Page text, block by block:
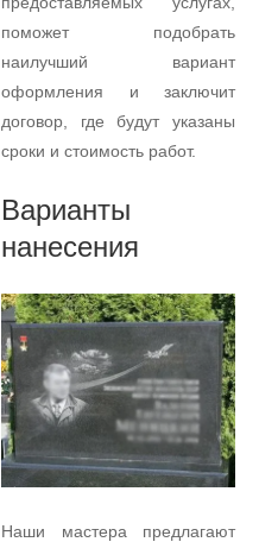
поможет подобрать
наилучший вариант
оформления и заключит
договор, где будут указаны
сроки и стоимость работ.
Варианты
нанесения
Наши мастера предлагают